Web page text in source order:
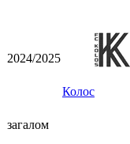
2024/2025
Колос
загалом